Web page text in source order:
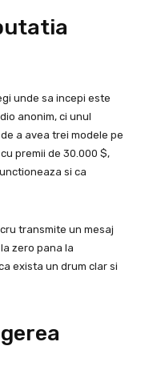
unde sa incepi este
anonim, ci unul
a avea trei modele pe
premii de 30.000 $,
si ca
transmite un mesaj
zero pana la
exista un drum clar si